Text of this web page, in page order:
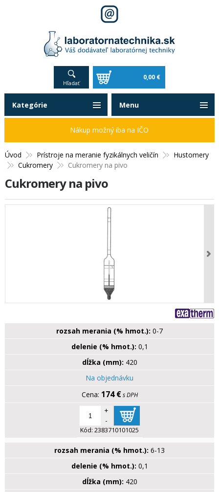
Hľadať
0,00 €
Úvod Prístroje na meranie fyzikálnych veličín
Hustomery
Cukromery
Cukromery na pivo
Cukromery na pivo
rozsah merania (% hmot.): 0-7
delenie (% hmot.): 0,1
dĺžka (mm): 420
Na objednávku
174 € s DPH
+
-
Kód: 2383710101025
rozsah merania (% hmot.): 6-13
delenie (% hmot.): 0,1
dĺžka (mm): 420
Kategórie
Nákup možný iba na IČO
Menu